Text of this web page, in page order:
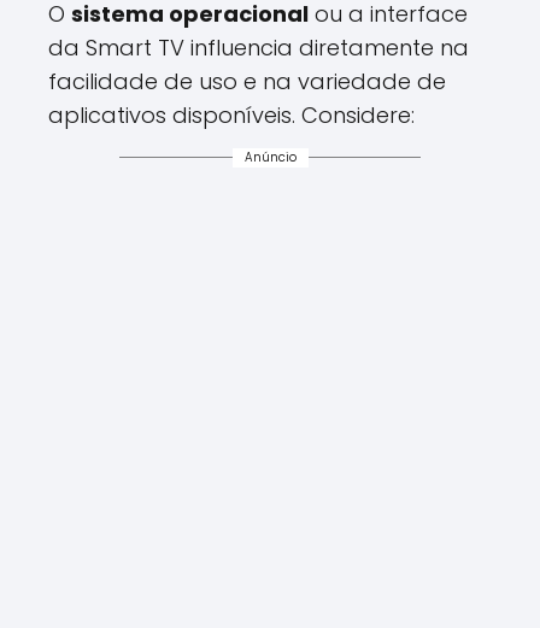
O sistema operacional ou a interface
da Smart TV influencia diretamente na
facilidade de uso e na variedade de
aplicativos disponíveis. Considere:
Anúncio